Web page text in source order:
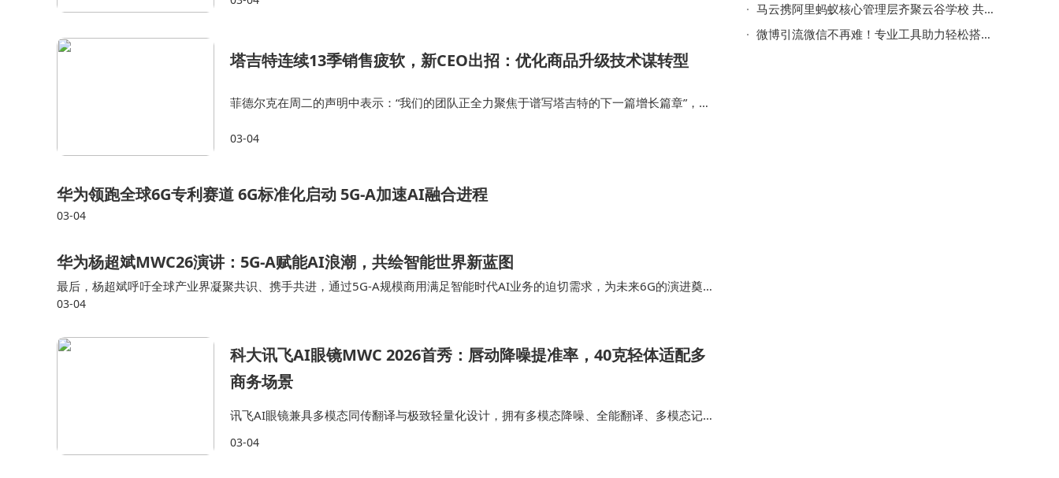
塔吉特连续13季销售疲软，新CEO出招：优化商品升级技术谋转型
菲德尔克在周二的声明中表示：“我们的团队正全力聚焦于谱写塔吉特的下一篇增长篇章”，具
月 31 日的财季里，塔吉特同店销售…
03-04
华为领跑全球6G专利赛道 6G标准化启动 5G-A加速AI融合进程
03-04
华为杨超斌MWC26演讲：5G-A赋能AI浪潮，共绘智能世界新蓝图
最后，杨超斌呼吁全球产业界凝聚共识、携手共进，通过5G-A规模商用满足智能时代AI业务的迫切需求，为未来6G的演进奠定
坚实基础。2026年，智能体互联网时代正加速到来，5G-A规模商用全面提速，华为将与全球…
03-04
科大讯飞AI眼镜MWC 2026首秀：唇动降噪提准率，40克轻体适配多
商务场景
讯飞AI眼镜兼具多模态同传翻译与极致轻量化设计，拥有多模态降噪、全能翻译、多模态记录
等功能，依托语音+视觉翻译的双重能力，可适配跨国会议、商务洽谈、海外展会等各类跨语
03-04
马云携阿里蚂蚁核心管理层齐聚云谷学校 共探AI时代教育新机遇
微博引流微信不再难！专业工具助力轻松搭建跳转通道实现高效引流